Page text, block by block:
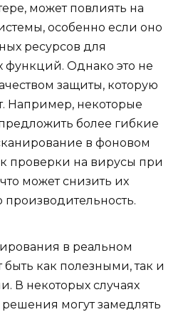
может повлиять на
особенно если оно
ресурсов для
функций. Однако это не
защиты, которую
Например, некоторые
более гибкие
в фоновом
проверки на вирусы при
может снизить их
в реальном
как полезными, так и
В некоторых случаях
могут замедлять